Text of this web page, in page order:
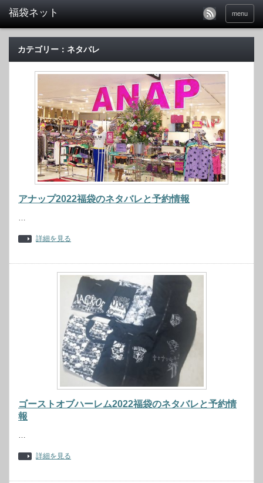
福袋ネット menu
カテゴリー：ネタバレ
アナップ2022福袋のネタバレと予約情報
詳細を見る
ゴーストオブハーレム2022福袋のネタバレと予約情
報
…
詳細を見る